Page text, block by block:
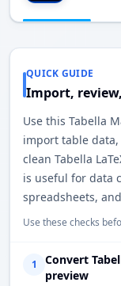
QUICK GUIDE
Import,
Use this Tabella
import table
clean Tabella
is useful for data
spreadsheets,
Use these checks
1
Convert
preview